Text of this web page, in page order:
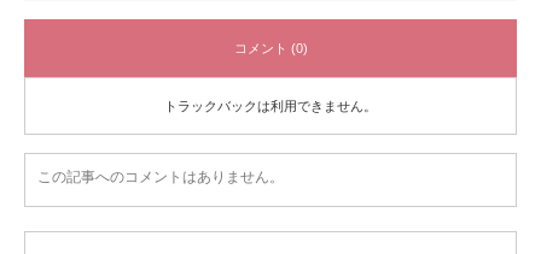
コメント (0)
トラックバックは利用できません。
この記事へのコメントはありません。